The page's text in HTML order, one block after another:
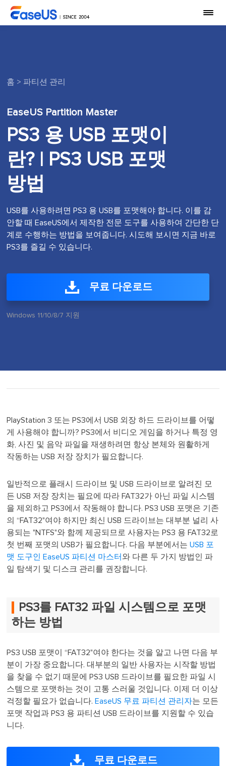
홈 > 파티션 관리
EaseUS Partition Master
PS3 용 USB 포맷이
란? | PS3 USB 포맷
방법
USB를 사용하려면 PS3 용 USB를 포맷해야 합니다. 이를 감
안할 때 EaseUS에서 제작한 전문 도구를 사용하여 간단한 단
계로 수행하는 방법을 보여줍니다. 시도해 보시면 지금 바로
PS3를 즐길 수 있습니다.
무료 다운로드
Windows 11/10/8/7 지원
PlayStation 3 또는 PS3에서 USB 외장 하드 드라이브를 어떻
게 사용해야 합니까? PS3에서 비디오 게임을 하거나 특정 영
화, 사진 및 음악 파일을 재생하려면 항상 본체와 원활하게
작동하는 USB 저장 장치가 필요합니다.
일반적으로 플래시 드라이브 및 USB 드라이브로 알려진 모
든 USB 저장 장치는 필요에 따라 FAT32가 아닌 파일 시스템
을 제외하고 PS3에서 작동해야 합니다. PS3 USB 포맷은 기존
의 “FAT32"여야 하지만 최신 USB 드라이브는 대부분 널리 사
용되는 "NTFS"와 함께 제공되므로 사용자는 PS3 용 FAT32로
첫 번째 포맷의 USB가 필요합니다. 다음 부분에서는USB 포
맷 도구인 EaseUS 파티션 마스터 와 다른 두 가지 방법인 파
일 탐색기 및 디스크 관리를 권장합니다.
PS3를 FAT32 파일 시스템으로 포맷
하는 방법
PS3 USB 포맷이 “FAT32"여야 한다는 것을 알고 나면 다음 부
분이 가장 중요합니다. 대부분의 일반 사용자는 시작할 방법
을 찾을 수 없기 때문에 PS3 USB 드라이브를 필요한 파일 시
스템으로 포맷하는 것이 고통 스러울 것입니다. 이제 더 이상
걱정할 필요가 없습니다.EaseUS 무료 파티션 관리자는 모든
포맷 작업과 PS3 용 파티션 USB 드라이브를 지원할 수 있습
니다.
무료 다운로드